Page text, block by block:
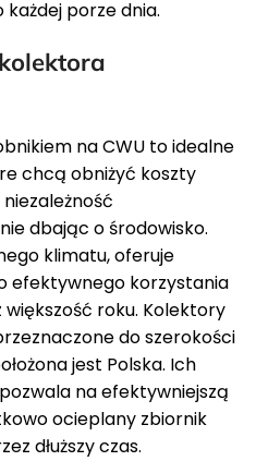
każdej porze dnia.
na CWU to idealne
chcą obniżyć koszty
dbając o środowisko.
klimatu, oferuje
efektywnego korzystania
większość roku. Kolektory
do szerokości
jest Polska. Ich
na efektywniejszą
ocieplany zbiornik
dłuższy czas.